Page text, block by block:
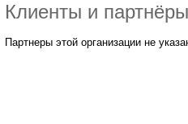
Клиенты и партнёры
Партнеры этой организации не